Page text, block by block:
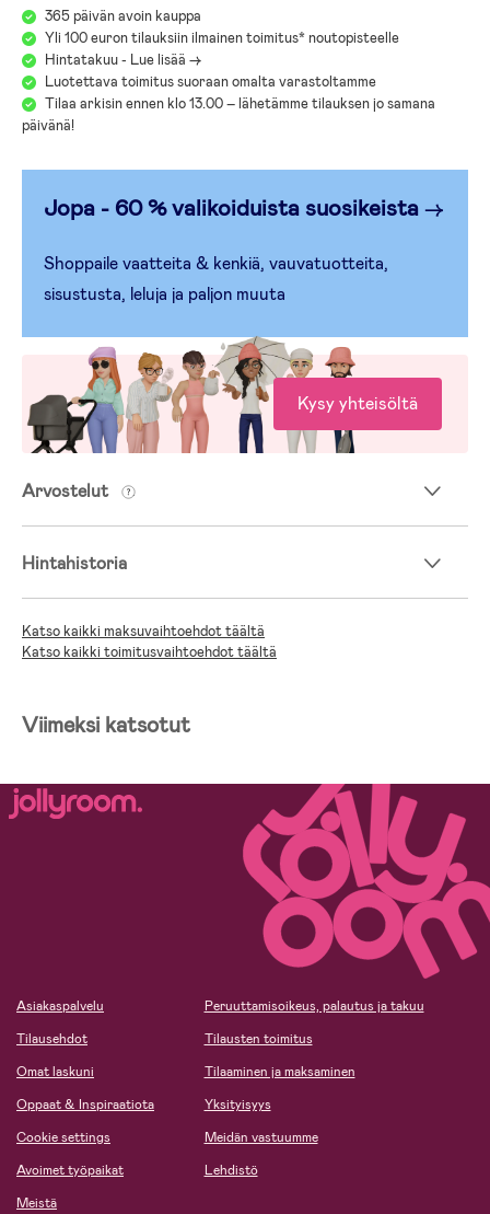
365 päivän avoin kauppa
Yli 100 euron tilauksiin ilmainen toimitus* noutopisteelle
Hintatakuu - Lue lisää ->
Luotettava toimitus suoraan omalta varastoltamme
Tilaa arkisin ennen klo 13.00 – lähetämme tilauksen jo samana
päivänä!
Jopa - 60 % valikoiduista suosikeista→
Shoppaile vaatteita & kenkiä, vauvatuotteita,
sisustusta, leluja ja paljon muuta
Kysy yhteisöltä
Arvostelut
Hintahistoria
Katso kaikki maksuvaihtoehdot täältä
Katso kaikki toimitusvaihtoehdot täältä
Viimeksi katsotut
Asiakaspalvelu
Tilausehdot
Omat laskuni
Oppaat & Inspiraatiota
Cookie settings
Avoimet työpaikat
Meistä
Peruuttamisoikeus, palautus ja takuu
Tilausten toimitus
Tilaaminen ja maksaminen
Yksityisyys
Meidän vastuumme
Lehdistö